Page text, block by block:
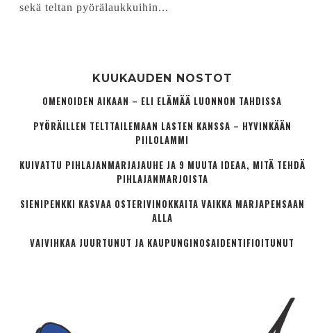
sekä teltan pyörälaukkuihin...
KUUKAUDEN NOSTOT
OMENOIDEN AIKAAN – ELI ELÄMÄÄ LUONNON TAHDISSA
PYÖRÄILLEN TELTTAILEMAAN LASTEN KANSSA – HYVINKÄÄN
PIILOLAMMI
KUIVATTU PIHLAJANMARJAJAUHE JA 9 MUUTA IDEAA, MITÄ TEHDÄ
PIHLAJANMARJOISTA
SIENIPENKKI KASVAA OSTERIVINOKKAITA VAIKKA MARJAPENSAAN
ALLA
VAIVIHKAA JUURTUNUT JA KAUPUNGINOSA­IDENTIFIOITUNUT